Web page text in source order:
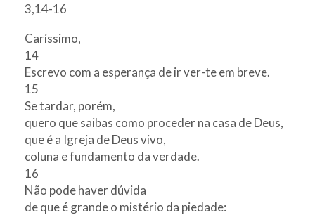
3,14-16
Caríssimo,
14
Escrevo com a esperança de ir ver-te em breve.
15
Se tardar, porém,
quero que saibas como proceder na casa de Deus,
que é a Igreja de Deus vivo,
coluna e fundamento da verdade.
16
Não pode haver dúvida
de que é grande o mistério da piedade: